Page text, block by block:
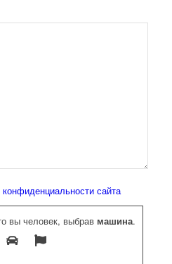
сайта
вы человек, выбравмашина.